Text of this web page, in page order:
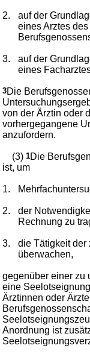
2.
auf der
eines Arztes
3.
auf der
eines
3Die
von der Ärztin oder
vorhergegangene
anzufordern.
(3)1Die
ist, um
1.
2.
der
Rechnung zu
3.
die Tätigkeit der
überwachen,
gegenüber einer zu
eine
Ärztinnen oder
Anordnung ist